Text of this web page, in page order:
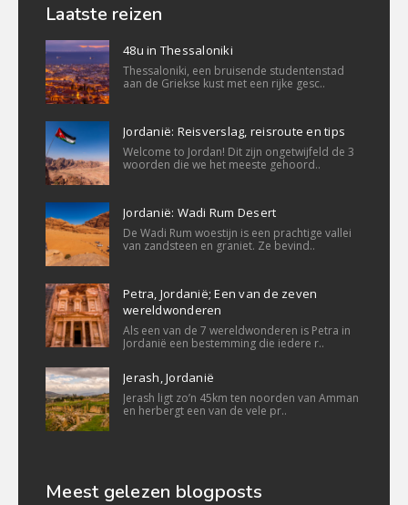
Laatste reizen
48u in Thessaloniki
Thessaloniki, een bruisende studentenstad
aan de Griekse kust met een rijke gesc..
Jordanië: Reisverslag, reisroute en tips
Welcome to Jordan! Dit zijn ongetwijfeld de 3
woorden die we het meeste gehoord..
Jordanië: Wadi Rum Desert
De Wadi Rum woestijn is een prachtige vallei
van zandsteen en graniet. Ze bevind..
Petra, Jordanië; Een van de zeven
wereldwonderen
Als een van de 7 wereldwonderen is Petra in
Jordanië een bestemming die iedere r..
Jerash, Jordanië
Jerash ligt zo’n 45km ten noorden van Amman
en herbergt een van de vele pr..
Meest gelezen blogposts